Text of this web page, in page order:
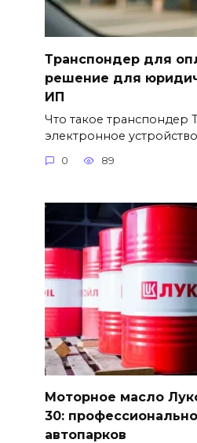
Транспондер для
решение для
ИП
Что такое транспондер
электронное устройство
0 89
Моторное масло
30:
автопарков